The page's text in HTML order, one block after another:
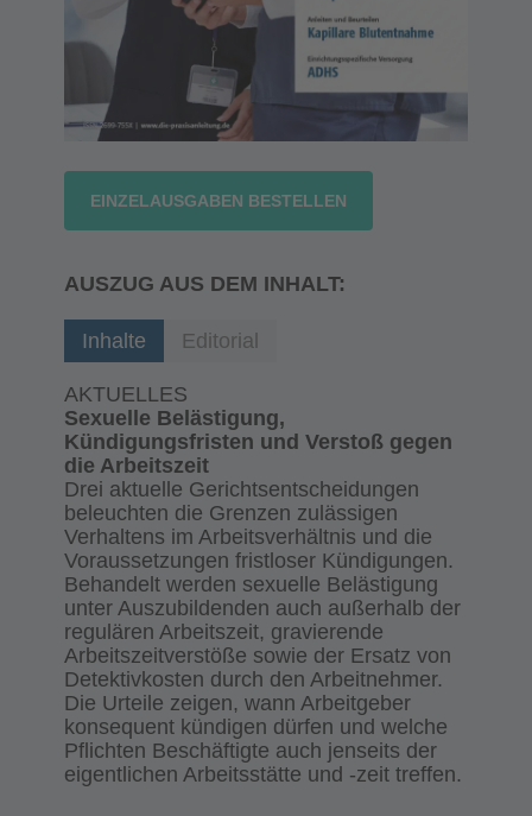
EINZELAUSGABEN BESTELLEN
AUSZUG AUS DEM INHALT:
Inhalte Editorial
AKTUELLES
Sexuelle Belästigung,
Kündigungsfristen und Verstoß gegen
die Arbeitszeit
Drei aktuelle Gerichtsentscheidungen
beleuchten die Grenzen zulässigen
Verhaltens im Arbeitsverhältnis und die
Voraussetzungen fristloser Kündigungen.
Behandelt werden sexuelle Belästigung
unter Auszubildenden auch außerhalb der
regulären Arbeitszeit, gravierende
Arbeitszeitverstöße sowie der Ersatz von
Detektivkosten durch den Arbeitnehmer.
Die Urteile zeigen, wann Arbeitgeber
konsequent kündigen dürfen und welche
Pflichten Beschäftigte auch jenseits der
eigentlichen Arbeitsstätte und -zeit treffen.